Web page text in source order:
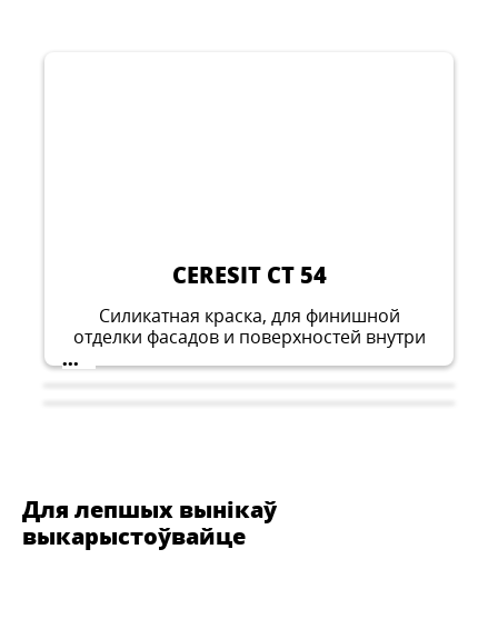
CERESIT CT 54
Силикатная краска, для финишной
отделки фасадов и поверхностей внутри
...
Для лепшых вынікаў
выкарыстоўвайце